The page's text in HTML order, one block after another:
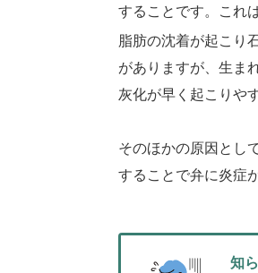
することです。これ
脂肪の沈着が起こり
がありますが、生ま
灰化が早く起こりや
そのほかの原因とし
することで弁に炎症
知